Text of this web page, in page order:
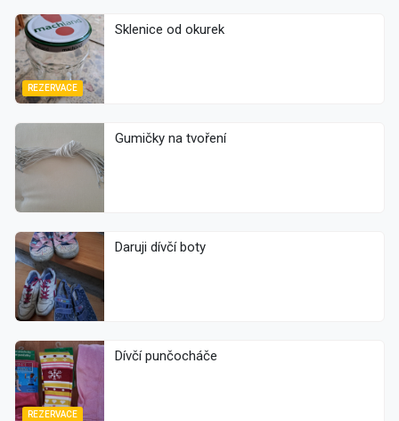
REZERVACE
Sklenice od okurek
Gumičky na tvoření
Daruji dívčí boty
REZERVACE
Dívčí punčocháče